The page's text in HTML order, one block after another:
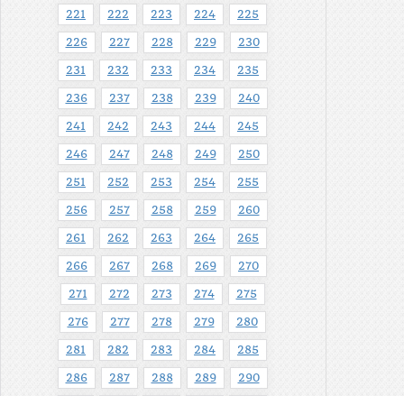
221 222 223 224 225
226 227 228 229 230
231 232 233 234 235
236 237 238 239 240
241 242 243 244 245
246 247 248 249 250
251 252 253 254 255
256 257 258 259 260
261 262 263 264 265
266 267 268 269 270
271 272 273 274 275
276 277 278 279 280
281 282 283 284 285
286 287 288 289 290